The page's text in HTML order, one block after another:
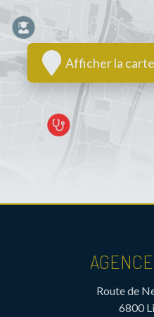
Afficher la
Route de
6800